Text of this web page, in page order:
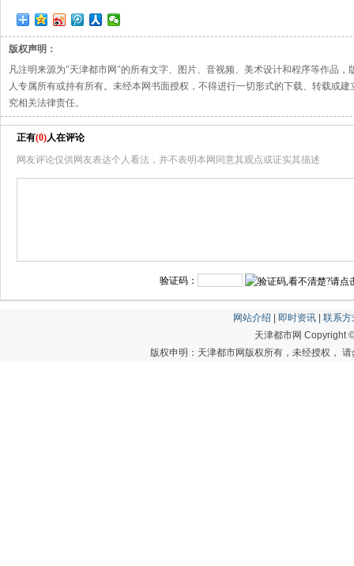
版权声明：
凡注明来源为"天津都市网"的所有文字、图片、音视频、美术设计和程序等作品，
人专属所有或持有所有。未经本网书面授权，不得进行一切形式的下载、转载或
究相关法律责任。
正有(0)人在评论
网友评论仅供网友表达个人看法，并不表明本网同意其观点或证实其描述
验证码：
网站介绍 | 即时资讯 | 联系方
天津都市网 Copyright
版权申明：天津都市网版权所有，未经授权，